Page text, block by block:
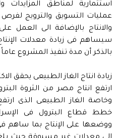
استثمارية لمناطق
عمليات التسويق والترويج
والانتاج بالإضافة الى العمل
سيساهم فى زيادة معدلات
بالذكر أن مدة تنفيذ المشروع عاماً
زيادة انتاج الغاز الطبيعى يحقق
ارتفع انتاج مصر من الثروة
وخاصة الغاز الطبيعى الذى
خطط قطاع البترول فى
ووضعها على الإنتاج بما ساهم في